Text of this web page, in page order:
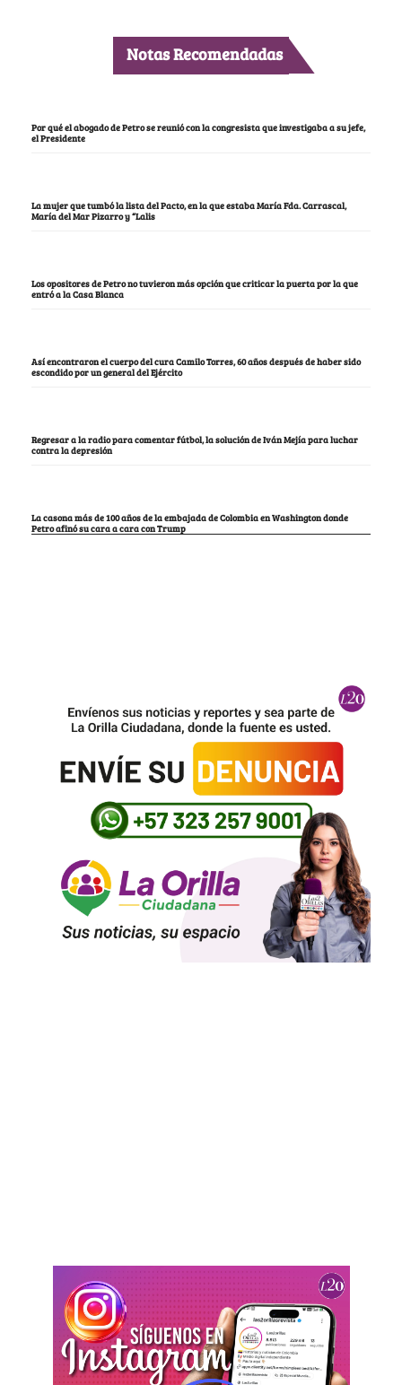
Notas Recomendadas
Por qué el abogado de Petro se reunió con la congresista que investigaba a su jefe,
el Presidente
La mujer que tumbó la lista del Pacto, en la que estaba María Fda. Carrascal,
María del Mar Pizarro y “Lalis
Los opositores de Petro no tuvieron más opción que criticar la puerta por la que
entró a la Casa Blanca
Así encontraron el cuerpo del cura Camilo Torres, 60 años después de haber sido
escondido por un general del Ejército
Regresar a la radio para comentar fútbol, la solución de Iván Mejía para luchar
contra la depresión
La casona más de 100 años de la embajada de Colombia en Washington donde
Petro afinó su cara a cara con Trump